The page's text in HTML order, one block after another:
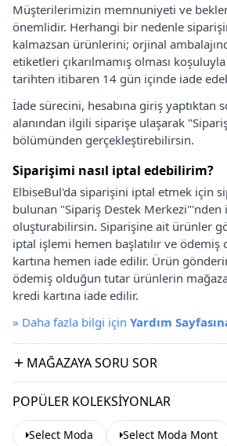
Müşterilerimizin memnuniyeti ve
önemlidir. Herhangi bir nedenle
kalmazsan ürünlerini; orjinal
etiketleri çıkarılmamış olması
tarihten itibaren 14 gün içinde iade
İade sürecini, hesabına giriş yaptıktan
alanından ilgili siparişe ulaşarak
bölümünden gerçekleştirebilirsin.
Siparişimi nasıl iptal edebilirim?
ElbiseBul'da siparişini iptal etmek için
bulunan "Sipariş Destek Merkezi"'nden
oluşturabilirsin. Siparişine ait ürünler
iptal işlemi hemen başlatılır ve
kartına hemen iade edilir. Ürün
ödemiş olduğun tutar ürünlerin
kredi kartına iade edilir.
» Daha fazla bilgi için Yardım
MAĞAZAYA SORU SOR
POPÜLER KOLEKSIYONLAR
Select Moda Select Moda Mont